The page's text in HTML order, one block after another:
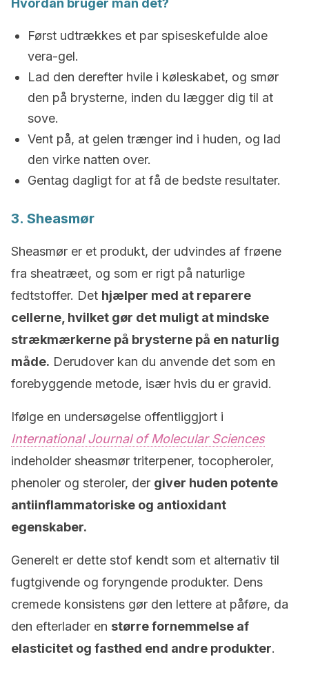
Hvordan bruger man det?
Først udtrækkes et par spiseskefulde aloe
vera-gel.
Lad den derefter hvile i køleskabet, og smør
den på brysterne, inden du lægger dig til at
sove.
Vent på, at gelen trænger ind i huden, og lad
den virke natten over.
Gentag dagligt for at få de bedste resultater.
3. Sheasmør
Sheasmør er et produkt, der udvindes af frøene
fra sheatræet, og som er rigt på naturlige
fedtstoffer. Det hjælper med at reparere
cellerne, hvilket gør det muligt at mindske
strækmærkerne på brysterne på en naturlig
måde. Derudover kan du anvende det som en
forebyggende metode, især hvis du er gravid.
Ifølge en undersøgelse offentliggjort i
International Journal of Molecular Sciences
indeholder sheasmør triterpener, tocopheroler,
phenoler og steroler, der giver huden potente
antiinflammatoriske og antioxidant
egenskaber.
Generelt er dette stof kendt som et alternativ til
fugtgivende og foryngende produkter. Dens
cremede konsistens gør den lettere at påføre, da
den efterlader en større fornemmelse af
elasticitet og fasthed end andre produkter.